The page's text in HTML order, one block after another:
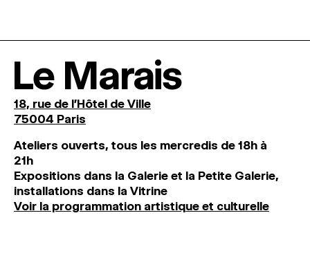
Le Marais
18, rue de l'Hôtel de Ville
75004 Paris
Ateliers ouverts, tous les mercredis de 18h à
21h
Expositions dans la Galerie et la Petite Galerie,
installations dans la Vitrine
Voir la programmation artistique et culturelle